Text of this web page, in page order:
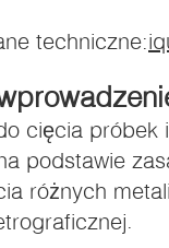
techniczne:
cięcia próbek
podstawie
różnych